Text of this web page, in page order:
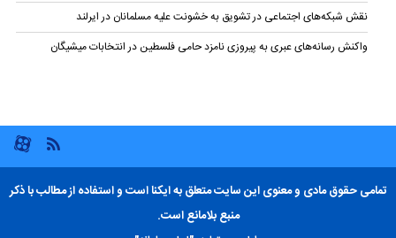
نقش شبکه‌های اجتماعی در تشویق به خشونت علیه مسلمانان در ایرلند
واکنش رسانه‌های عبری به پیروزی نامزد حامی فلسطین در انتخابات میشیگان
تمامی حقوق مادی و معنوی این سایت متعلق به ایکنا است و استفاده از مطالب با ذکر
منبع بلامانع است.